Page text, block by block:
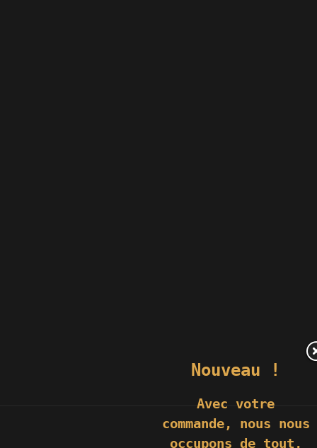
Nouveau !
Avec votre
commande, nous nous
occupons de tout,